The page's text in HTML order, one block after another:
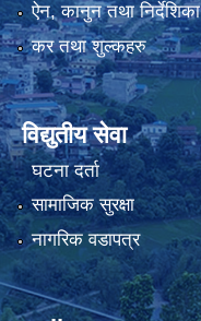
ऐन, कानुन तथा निर्देशिका
कर तथा शुल्कहरु
विद्युतीय सेवा
घटना दर्ता
सामाजिक सुरक्षा
नागरिक वडापत्र